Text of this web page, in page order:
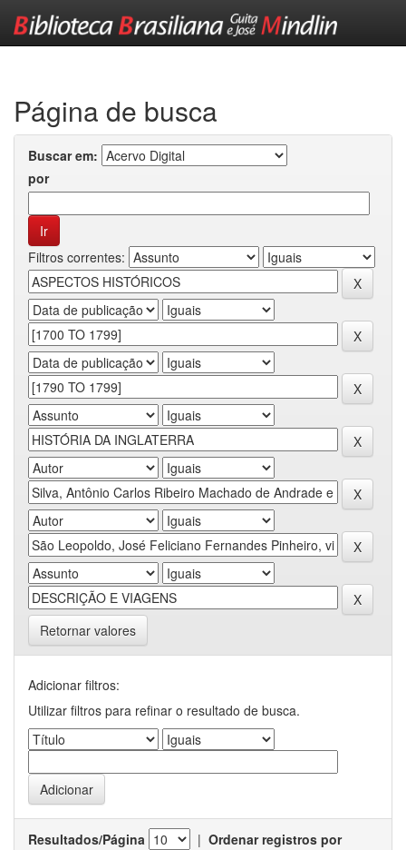
Página de busca
Buscar em:
por
Filtros correntes:
Retornar valores
Adicionar filtros:
Utilizar filtros para refinar o resultado de busca.
Resultados/Página | Ordenar registros por